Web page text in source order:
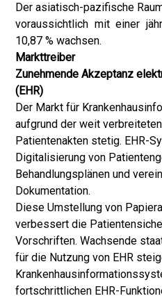
Der asiatisch-pazifische
voraussichtlich mit einer
10,87 % wachsen.
Markttreiber
Zunehmende Akzeptanz
(EHR)
Der Markt für
aufgrund der weit
Patientenakten stetig. EHR-
Digitalisierung von
Behandlungsplänen und
Dokumentation.
Diese Umstellung von
verbessert die
Vorschriften. Wachsende
für die Nutzung von EHR
fortschrittlichen EHR-